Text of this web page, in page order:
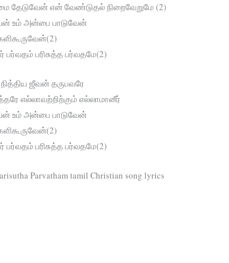
தேடுவேன் என் வேண்டுதல் நிறைவேறுமே (2)
உம் அன்பை பாடுவேன்
பரிசுத்த பர்வதமே(2)
ஜீவன் தருபவரே
எல்லாவற்றிற்கும் எல்லாமானீர்
உம் அன்பை பாடுவேன்
பரிசுத்த பர்வதமே(2)
Parvatham tamil Christian song lyrics